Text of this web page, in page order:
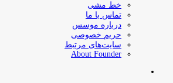
خط مشی
تماس با ما
درباره موسس
حریم خصوصی
سایت‌های مرتبط
About Founder